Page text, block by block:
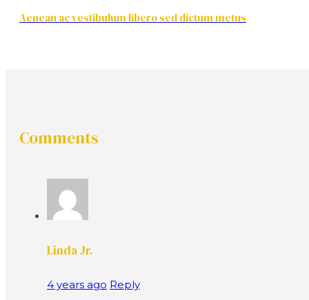
Aenean ac vestibulum libero sed dictum metus
Comments
Linda Jr.
4 years ago Reply